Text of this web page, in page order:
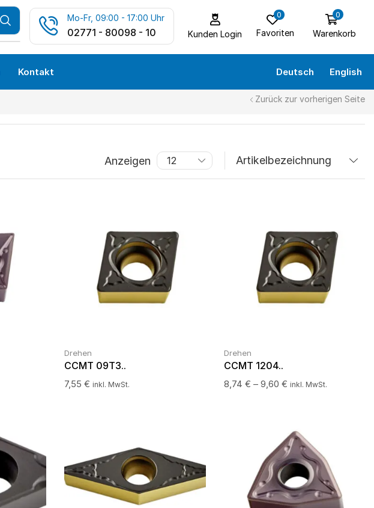
Mo-Fr, 09:00 - 17:00 Uhr
02771 - 80098 - 10 Kunden Login
0
Favoriten
0
Warenkorb
Kontakt Deutsch English
Zurück zur vorherigen Seite
Anzeigen
Drehen
CCMT 09T3..
7,55€ inkl. MwSt.
Drehen
CCMT 1204..
8,74 € – 9,60 € inkl. MwSt.